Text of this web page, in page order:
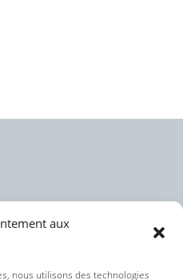
aux
nous utilisons des technologies